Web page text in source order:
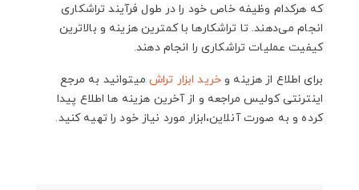
که هرکدام وظیفه خاص خود را در طول فرآیند تراشکاری
انجام می‌دهند. تا تراشکارها با کمترین هزینه و بالاترین
کیفیت عملیات تراشکاری را انجام دهند.
برای اطلاع از هزینه و خرید ابزار تراش میتوانید به مرجع
اینترنتی کولیس مراجعه و از آخرین هزینه ها اطلاع پیدا
کرده و به صورت آنلاین،ابزار مورد نیاز خود را تهیه کنید.